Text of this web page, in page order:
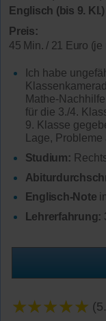
Englisch (bis 9. Kl.)
Preis:
45 Min. / 21 Euro
Ich habe
Mathe-
für die 3./4.
9. Klasse
Lage,
Studium:
Englisch-Note
Lehrerfahrung:
★★★★★